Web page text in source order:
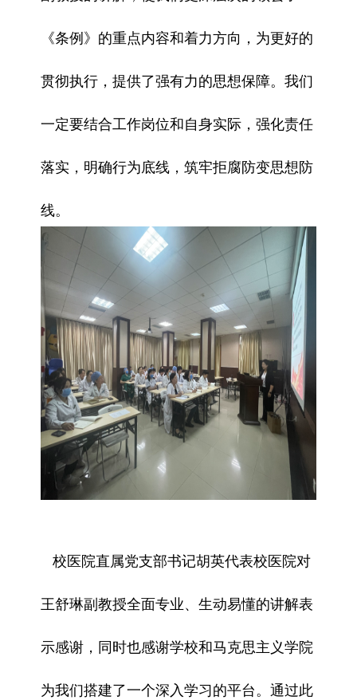
《条例》的重点内容和着力方向，为更好的
贯彻执行，提供了强有力的思想保障。我们
一定要结合工作岗位和自身实际，强化责任
落实，明确行为底线，筑牢拒腐防变思想防
线。
校医院直属党支部书记胡英代表校医院对
王舒琳副教授全面专业、生动易懂的讲解表
示感谢，同时也感谢学校和马克思主义学院
为我们搭建了一个深入学习的平台。通过此